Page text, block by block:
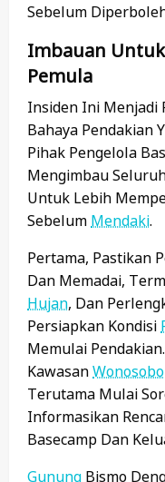
Sebelum
Imbauan
Pemula
Insiden Ini Menjadi
Bahaya Pendakian
Pihak Pengelola
Mengimbau
Untuk Lebih
Sebelum Mendaki.
Pertama, Pastikan
Dan Memadai,
Hujan, Dan
Persiapkan Kondisi
Memulai
KawasanWonosobo
Terutama Mulai
Informasikan
Basecamp Dan
Gunung Bismo